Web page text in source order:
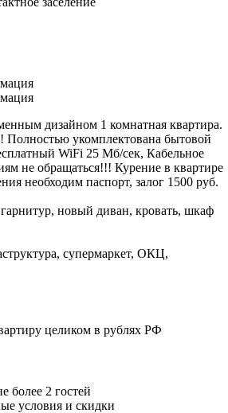
дизайном 1 комнатная квартира.
Полностью укомплектована бытовой
WiFi 25 Мб/сек, Кабельное
не обращаться!!! Курение в квартире
необходим паспорт, залог 1500 руб.
новый диван, кровать, шкаф
супермаркет, ОКЦ,
целиком в рублях РФ
более 2 гостей
условия и скидки